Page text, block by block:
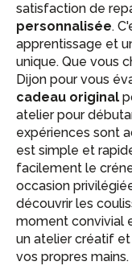
satisfaction de
personnalisée.
apprentissage et
unique. Que vous
Dijon pour vous
cadeau original
atelier pour
expériences sont
est simple et
facilement le
occasion
découvrir les
moment convivial
un atelier créatif
vos propres mains.